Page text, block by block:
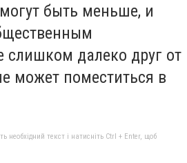
быть меньше, и
слишком далеко друг от
может поместиться в
необхідний текст і натисніть Ctrl + Enter, щоб